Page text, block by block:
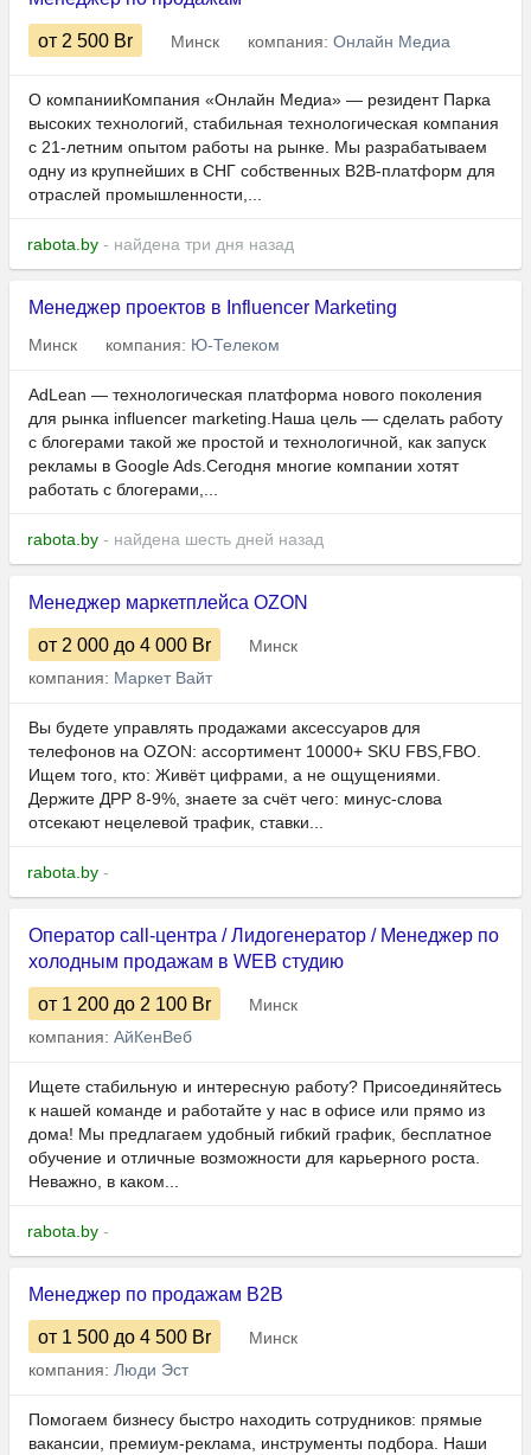
от 2 500 Br Минск компания: Онлайн Медиа
О компанииКомпания «Онлайн Медиа» — резидент Парка
высоких технологий, стабильная технологическая компания
с 21-летним опытом работы на рынке. Мы разрабатываем
одну из крупнейших в СНГ собственных B2B-платформ для
отраслей промышленности,...
rabota.by - найдена три дня назад
Менеджер проектов в Influencer Marketing
Минск компания: Ю-Телеком
AdLean — технологическая платформа нового поколения
для рынка influencer marketing.Наша цель — сделать работу
с блогерами такой же простой и технологичной, как запуск
рекламы в Google Ads.Сегодня многие компании хотят
работать с блогерами,...
rabota.by - найдена шесть дней назад
Менеджер маркетплейса OZON
от 2 000 до 4 000 Br
Минск
компания: Маркет Вайт
Вы будете управлять продажами аксессуаров для
телефонов на OZON: ассортимент 10000+ SKU FBS,FBO.
Ищем того, кто: Живёт цифрами, а не ощущениями.
Держите ДРР 8-9%, знаете за счёт чего: минус-слова
отсекают нецелевой трафик, ставки...
rabota.by -
Оператор call-центра / Лидогенератор / Менеджер по
холодным продажам в WEB студию
от 1 200 до 2 100 Br
Минск
компания: АйКенВеб
Ищете стабильную и интересную работу? Присоединяйтесь
к нашей команде и работайте у нас в офисе или прямо из
дома! Мы предлагаем удобный гибкий график, бесплатное
обучение и отличные возможности для карьерного роста.
Неважно, в каком...
rabota.by -
Менеджер по продажам B2B
от 1 500 до 4 500 Br
Минск
компания: Люди Эст
Помогаем бизнесу быстро находить сотрудников: прямые
вакансии, премиум-реклама, инструменты подбора. Наши